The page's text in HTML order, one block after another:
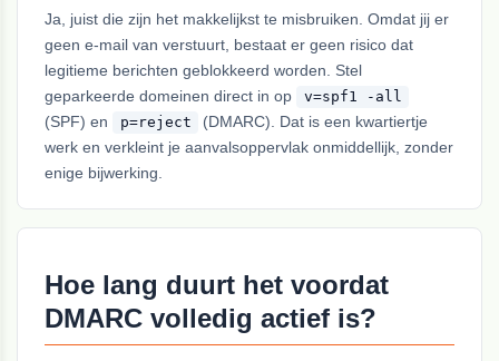
Ja, juist die zijn het makkelijkst te misbruiken. Omdat jij er
geen e-mail van verstuurt, bestaat er geen risico dat
legitieme berichten geblokkeerd worden. Stel
geparkeerde domeinen direct in op
v=spf1 -all
(SPF) en p=reject
(DMARC). Dat is een kwartiertje
werk en verkleint je aanvalsoppervlak onmiddellijk, zonder
enige bijwerking.
Hoe lang duurt het voordat
DMARC volledig actief is?